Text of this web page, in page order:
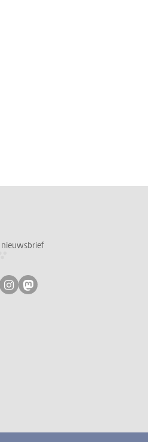
nieuwsbrief
facebook
op youtube
ons op linkedin
Volg ons op instagram
Volg ons op mastodon